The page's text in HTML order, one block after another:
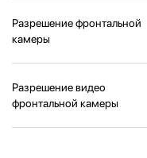
Разрешение фронтальной
камеры
Разрешение видео
фронтальной камеры